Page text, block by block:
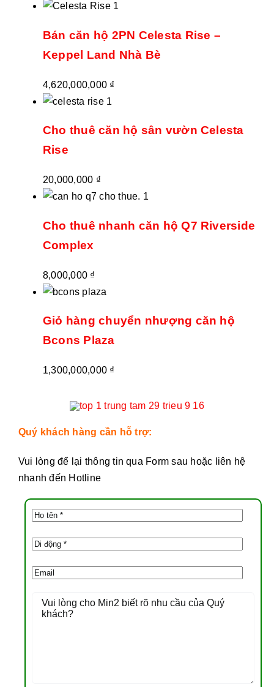
Bán căn hộ 2PN Celesta Rise –
Keppel Land Nhà Bè
4,620,000,000 ₫
Cho thuê căn hộ sân vườn Celesta
Rise
20,000,000 ₫
Cho thuê nhanh căn hộ Q7 Riverside
Complex
8,000,000 ₫
Giỏ hàng chuyển nhượng căn hộ
Bcons Plaza
1,300,000,000 ₫
Quý khách hàng cần hỗ trợ:
Vui lòng để lại thông tin qua Form sau hoặc liên hệ
nhanh đến Hotline